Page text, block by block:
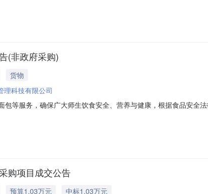
年10月11日八、其他事项：投标人或其他利害关
(非政府采购)
货物
理科技有限公司
等服务，确保广大师生饮食安全、营养与健康，根据食品安全
质量要求：（1）面包、吐司必须是新鲜12小时内生产，大小不
购项目成交公告
预算1.03万元
中标1.03万元